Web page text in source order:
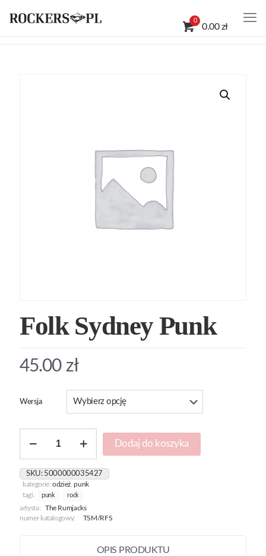
0
0.00 zł
Folk Sydney Punk
45.00 zł
Wersja
Folk
Punk
Dodaj do koszyka
SKU: 5000000035427
kategorie:odzież,punk
tagi:
punk rock
artysta:
The Rumjacks
numer katalogowy:
TSM/RFS
OPIS PRODUKTU